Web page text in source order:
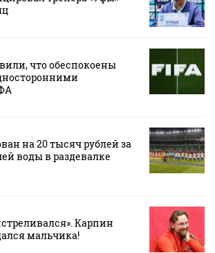
что обеспокоены
на 20 тысяч рублей за
воды в раздевалке
Карпин
мальчика!